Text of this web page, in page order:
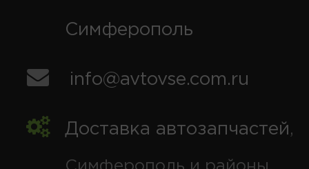
Симферополь
info@avtovse.com.ru
Доставка автозапчастей,